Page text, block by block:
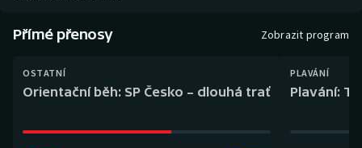
Box
Curling
Přímé přenosy Zobrazit program
OSTATNÍ
Orientační běh: SP Česko – dlouhá trať
PLAVÁNÍ
Plavání: